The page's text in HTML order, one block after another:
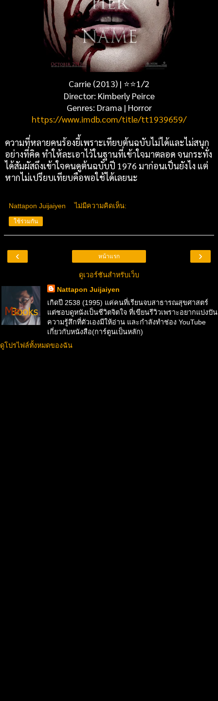
Carrie (2013) | ⭐⭐1/2
Director: Kimberly Peirce
Genres: Drama | Horror
https://www.imdb.com/title/tt1939659/
ความที่หลายคนร้องยี้เพราะเทียบต้นฉบับไม่ได้และไม่สนุก
อย่างที่คิด ทำให้ละเอาไว้ในฐานที่เข้าใจมาตลอด จนกระทั่ง
ได้สัมผัสถึงเข้าใจคนดูต้นฉบับปี 1976 มาก่อนเป็นยังไง แต่
หากไม่เปรียบเทียบคือพอใช้ได้เลยนะ
Nattapon Juijaiyen ไม่มีความคิดเห็น:
ใช้ร่วมกัน
‹ ›
หน้าแรก
ดูเวอร์ชันสำหรับเว็บ
Nattapon Juijaiyen
เกิดปี 2538 (1995) แค่คนที่เรียนจบสาธารณสุขศาสตร์
แต่ชอบดูหนังเป็นชีวิตจิตใจ ที่เขียนรีวิวเพราะอยากแบ่งปัน
ความรู้สึกที่ตัวเองมีให้อ่าน และกำลังทำช่อง YouTube
เกี่ยวกับหนังสือ(การ์ตูนเป็นหลัก)
ดูโปรไฟล์ทั้งหมดของฉัน